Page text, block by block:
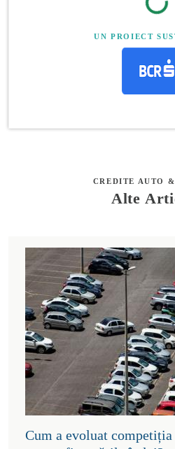
UN PROIECT
CREDITE AUTO
Alte
Cum a evoluat